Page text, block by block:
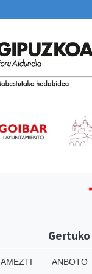
AMEZTI ANBOTO